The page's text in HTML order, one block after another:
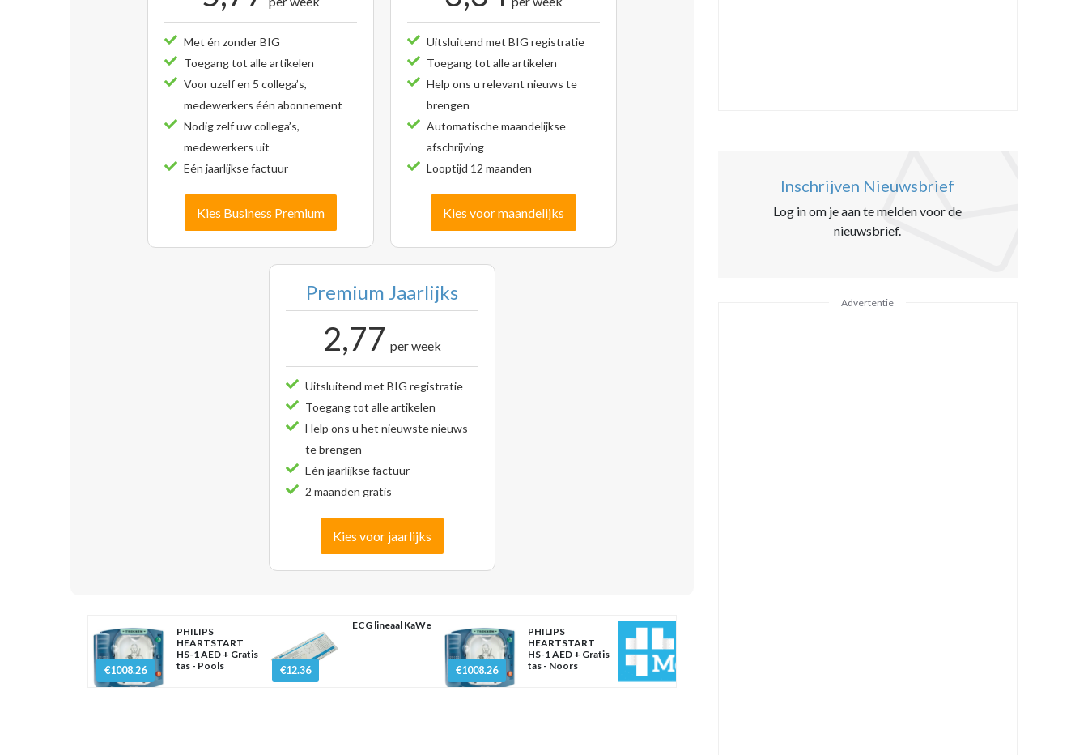
Met én zonder BIG
Toegang tot alle artikelen
Voor uzelf en 5 collega’s,
medewerkers één abonnement
Nodig zelf uw collega’s,
medewerkers uit
Eén jaarlijkse factuur
Kies Business Premium
Uitsluitend met BIG registratie
Toegang tot alle artikelen
Help ons u relevant nieuws te
brengen
Automatische maandelijkse
afschrijving
Looptijd 12 maanden
Kies voor maandelijks
Premium Jaarlijks
2,77 per week
Uitsluitend met BIG registratie
Toegang tot alle artikelen
Help ons u het nieuwste nieuws
te brengen
Eén jaarlijkse factuur
2 maanden gratis
Kies voor jaarlijks
€1008.26
PHILIPS
HEARTSTART
HS-1 AED + Gratis
tas - Pools
€12.36
ECG lineaal KaWe
€1008.26
PHILIPS
HEARTSTART
HS-1 AED + Gratis
tas - Noors
Inschrijven Nieuwsbrief
Log in om je aan te melden voor de
nieuwsbrief.
Advertentie